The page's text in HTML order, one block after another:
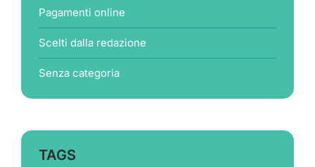
Pagamenti online
Scelti dalla redazione
Senza categoria
TAGS